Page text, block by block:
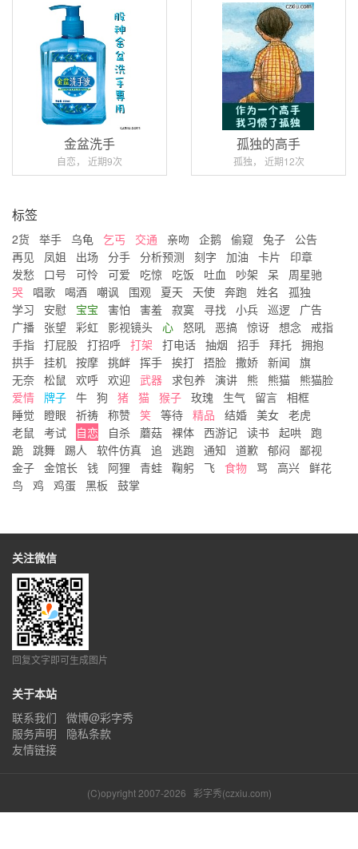
金盆洗手
自恋， 近期9次
孤独的高手
孤独， 近期12次
标签
2货 举手 乌龟 乞丐 交通 亲吻 企鹅 偷窥 兔子
公告
再见
凤姐 出场 分手 分析预测 刻字 加油 卡片
印章
发愁
口号 可怜 可爱 吃惊 吃饭 吐血 吵架 呆
周星驰
哭
唱歌 喝酒 嘲讽 围观 夏天 天使 奔跑 姓名
孤独
学习
安慰 宝宝 害怕 害羞 寂寞 寻找 小兵 巡逻
广告
广播
张望 彩虹 影视镜头 心 怒吼 恶搞 惊讶 想念
戒指
手指 打屁股 打招呼 打架 打电话 抽烟 招手 拜托 拥抱
拱手 挂机 按摩 挑衅 挥手 挨打 捂脸 撒娇 新闻
旗
无奈 松鼠 欢呼 欢迎 武器 求包养 演讲 熊 熊猫
熊猫脸
爱情 牌子 牛 狗 猪 猫 猴子 玫瑰 生气 留言 相框
睡觉
瞪眼 祈祷 称赞 笑 等待 精品 结婚 美女 老虎
老鼠
考试 自恋 自杀 蘑菇 裸体 西游记 读书 起哄
跑
跪
跳舞 踢人 软件仿真 追 逃跑 通知 道歉 郁闷
鄙视
金子 金馆长 钱 阿狸 青蛙 鞠躬 飞 食物 骂 高兴 鲜花
鸟
鸡 鸡蛋 黑板 鼓掌
关注微信
回复文字即可生成图片
关于本站
联系我们
微博@彩字秀
服务声明
隐私条款
友情链接
(C)opyright 2007-2026 彩字秀(czxiu.com)